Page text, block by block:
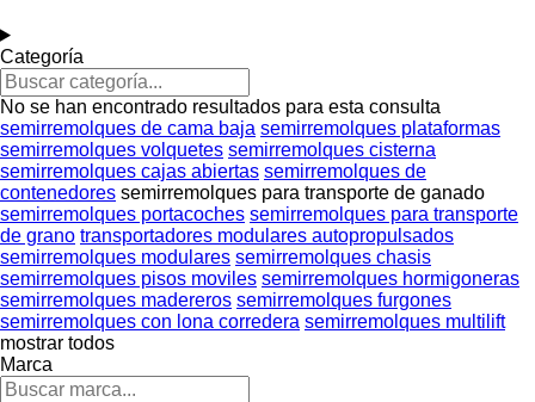
Categoría
No se han encontrado resultados para esta consulta
semirremolques de cama baja semirremolques plataformas
semirremolques volquetes semirremolques cisterna
semirremolques cajas abiertas semirremolques de
contenedores semirremolques para transporte de ganado
semirremolques portacoches semirremolques para transporte
de grano transportadores modulares autopropulsados
semirremolques modulares semirremolques chasis
semirremolques pisos moviles semirremolques hormigoneras
semirremolques madereros semirremolques furgones
semirremolques con lona corredera semirremolques multilift
mostrar todos
Marca